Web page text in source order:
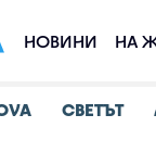
НОВИНИ НА
СВЕТЪТ